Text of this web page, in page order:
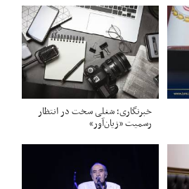
خبرنگاری؛ شغلی سخت در انتظار
رسمیت «زیان‌آور»